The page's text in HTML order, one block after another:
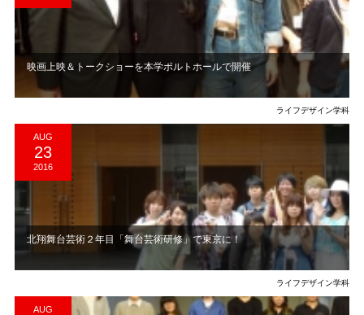
映画上映＆トークショーを本学ポルトホールで開催
ライフデザイン学科
AUG
23
2016
北翔舞台芸術２年目「舞台芸術研修」で東京に！
ライフデザイン学科
AUG